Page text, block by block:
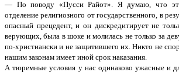
— По поводу «Пусси Райот». Я думаю, что это
отделение религиозного от государственного, в
опасный прецедент, и он дискредитирует не
верующих, была в шоке и молилась не только за
по-христиански и не защитившего их. Никто не
нашим законам имеет иной срок наказания.
А тюремные условия у нас одинаково ужасные и